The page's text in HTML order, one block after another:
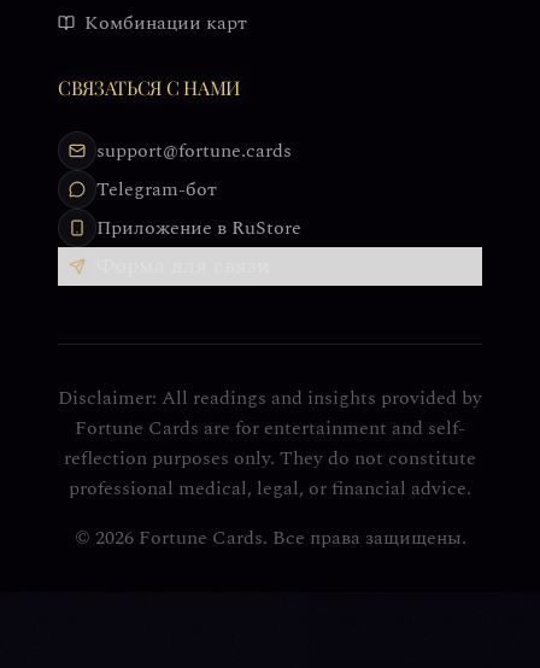
Комбинации карт
СВЯЗАТЬСЯ С НАМИ
support@fortune.cards
Telegram-бот
Приложение в RuStore
Disclaimer: All readings and insights provided by
Fortune Cards are for entertainment and self-
reflection purposes only. They do not constitute
professional medical, legal, or financial advice.
© 2026 Fortune Cards. Все права защищены.